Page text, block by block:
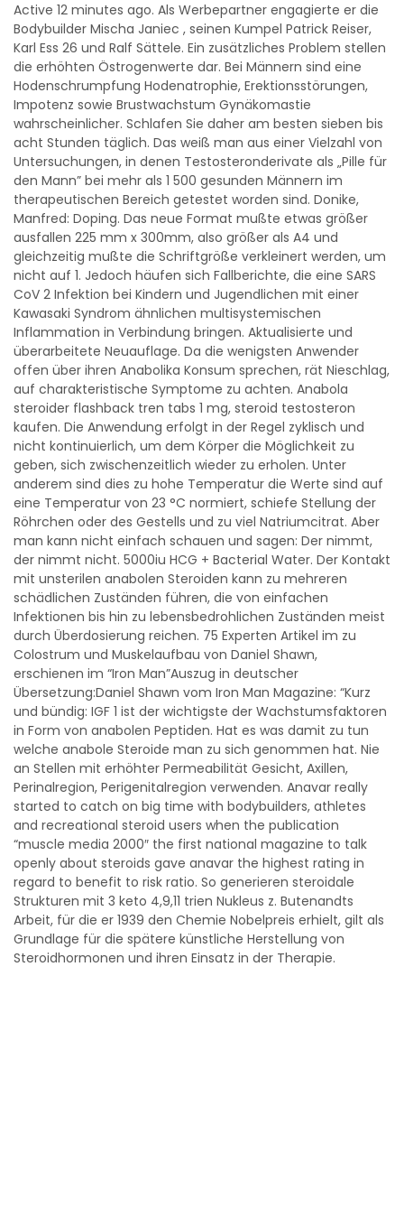
Active 12 minutes ago. Als Werbepartner engagierte er die
Bodybuilder Mischa Janiec , seinen Kumpel Patrick Reiser,
Karl Ess 26 und Ralf Sättele. Ein zusätzliches Problem stellen
die erhöhten Östrogenwerte dar. Bei Männern sind eine
Hodenschrumpfung Hodenatrophie, Erektionsstörungen,
Impotenz sowie Brustwachstum Gynäkomastie
wahrscheinlicher. Schlafen Sie daher am besten sieben bis
acht Stunden täglich. Das weiß man aus einer Vielzahl von
Untersuchungen, in denen Testosteronderivate als „Pille für
den Mann” bei mehr als 1 500 gesunden Männern im
therapeutischen Bereich getestet worden sind. Donike,
Manfred: Doping. Das neue Format mußte etwas größer
ausfallen 225 mm x 300mm, also größer als A4 und
gleichzeitig mußte die Schriftgröße verkleinert werden, um
nicht auf 1. Jedoch häufen sich Fallberichte, die eine SARS
CoV 2 Infektion bei Kindern und Jugendlichen mit einer
Kawasaki Syndrom ähnlichen multisystemischen
Inflammation in Verbindung bringen. Aktualisierte und
überarbeitete Neuauflage. Da die wenigsten Anwender
offen über ihren Anabolika Konsum sprechen, rät Nieschlag,
auf charakteristische Symptome zu achten. Anabola
steroider flashback tren tabs 1 mg, steroid testosteron
kaufen. Die Anwendung erfolgt in der Regel zyklisch und
nicht kontinuierlich, um dem Körper die Möglichkeit zu
geben, sich zwischenzeitlich wieder zu erholen. Unter
anderem sind dies zu hohe Temperatur die Werte sind auf
eine Temperatur von 23 °C normiert, schiefe Stellung der
Röhrchen oder des Gestells und zu viel Natriumcitrat. Aber
man kann nicht einfach schauen und sagen: Der nimmt,
der nimmt nicht. 5000iu HCG + Bacterial Water. Der Kontakt
mit unsterilen anabolen Steroiden kann zu mehreren
schädlichen Zuständen führen, die von einfachen
Infektionen bis hin zu lebensbedrohlichen Zuständen meist
durch Überdosierung reichen. 75 Experten Artikel im zu
Colostrum und Muskelaufbau von Daniel Shawn,
erschienen im “Iron Man”Auszug in deutscher
Übersetzung:Daniel Shawn vom Iron Man Magazine: “Kurz
und bündig: IGF 1 ist der wichtigste der Wachstumsfaktoren
in Form von anabolen Peptiden. Hat es was damit zu tun
welche anabole Steroide man zu sich genommen hat. Nie
an Stellen mit erhöhter Permeabilität Gesicht, Axillen,
Perinalregion, Perigenitalregion verwenden. Anavar really
started to catch on big time with bodybuilders, athletes
and recreational steroid users when the publication
“muscle media 2000″ the first national magazine to talk
openly about steroids gave anavar the highest rating in
regard to benefit to risk ratio. So generieren steroidale
Strukturen mit 3 keto 4,9,11 trien Nukleus z. Butenandts
Arbeit, für die er 1939 den Chemie Nobelpreis erhielt, gilt als
Grundlage für die spätere künstliche Herstellung von
Steroidhormonen und ihren Einsatz in der Therapie.